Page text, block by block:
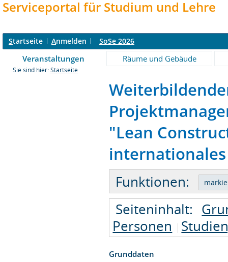
Serviceportal für Studium und Lehre
Startseite Anmelden SoSe 2026
Veranstaltungen Räume und Gebäude
Sie sind hier: Startseite
"Lean
Funktionen:
Seiteninhalt:
Personen
Grunddaten